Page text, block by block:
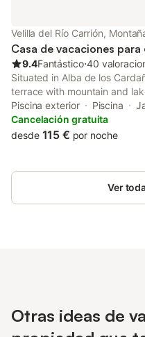
Velilla del Río Carrión,
Casa de vacaciones para
9.4Fantástico⋅40
Situated in Alba de los
terrace with mountain and
outdoor pool, hot tub and
access to table tennis, darts
Piscina exterior Piscina
Cancelación gratuita
desde 115 € por noche
Ver
Otras ideas de